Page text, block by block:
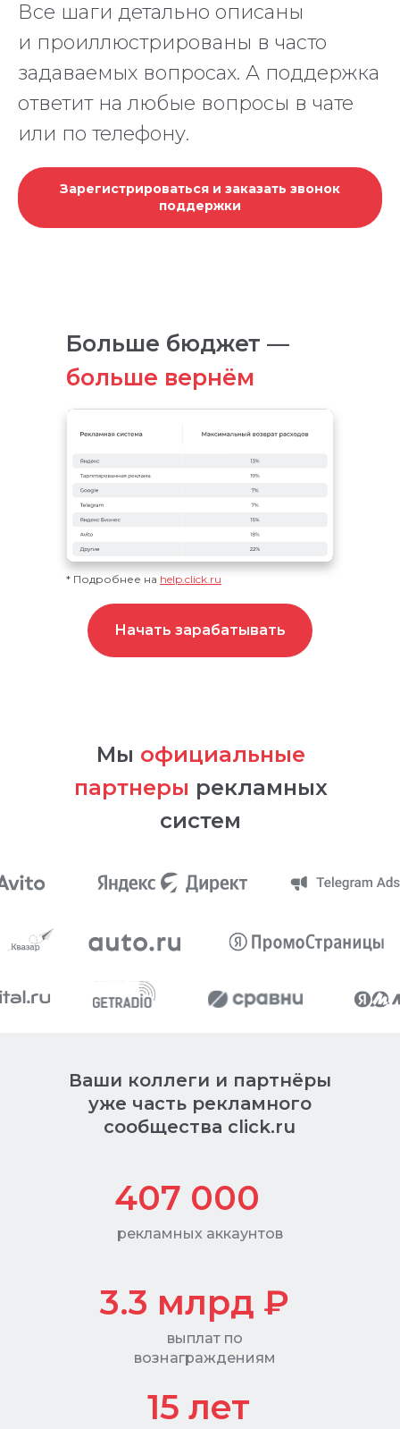
Все шаги детально описаны
и проиллюстрированы в часто
задаваемых вопросах. А поддержка
ответит на любые вопросы в чате
или по телефону.
Зарегистрироваться и заказать звонок
поддержки
Больше бюджет —
больше вернём
* Подробнее на help.click.ru
Начать зарабатывать
Мы официальные
партнеры рекламных
систем
Ваши коллеги и партнёры
уже часть рекламного
сообщества click.ru
407 000
рекламных аккаунтов
3.3 млрд ₽
выплат по
вознаграждениям
15 лет